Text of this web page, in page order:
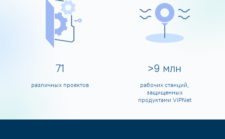
80
различных проектов
>10 млн
рабочих станций,
защищенных
продуктами ViPNet